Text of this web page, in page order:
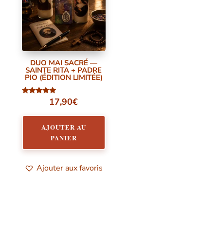
DUO MAI SACRÉ —
SAINTE RITA + PADRE
PIO (ÉDITION LIMITÉE)
17,90€
AJOUTER AU
PANIER
Ajouter aux favoris